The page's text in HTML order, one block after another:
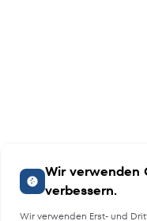
Wir verwenden
verbessern.
Wir verwenden Erst- und